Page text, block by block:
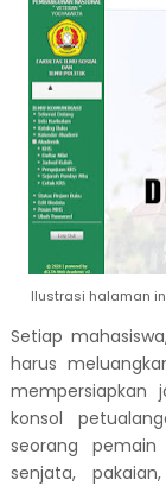
Ilustrasi halaman
Setiap
harus
mempersiapkan
konsol
seorang
senjata,